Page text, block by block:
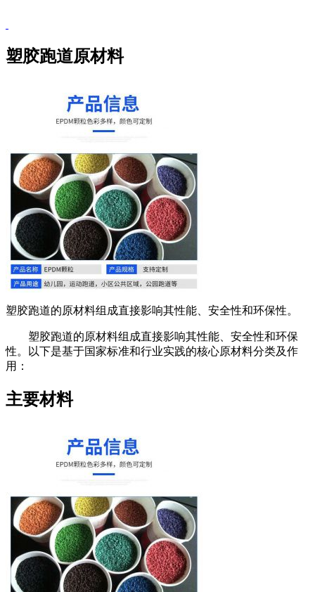
塑胶跑道原材料
塑胶跑道的原材料组成直接影响其性能、安全性和环保性。
塑胶跑道的原材料组成直接影响其性能、安全性和环保
性。以下是基于国家标准和行业实践的核心原材料分类及作
用：
主要材料